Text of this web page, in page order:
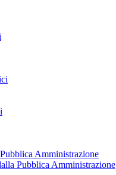
Amministrazione
Pubblica Amministrazione